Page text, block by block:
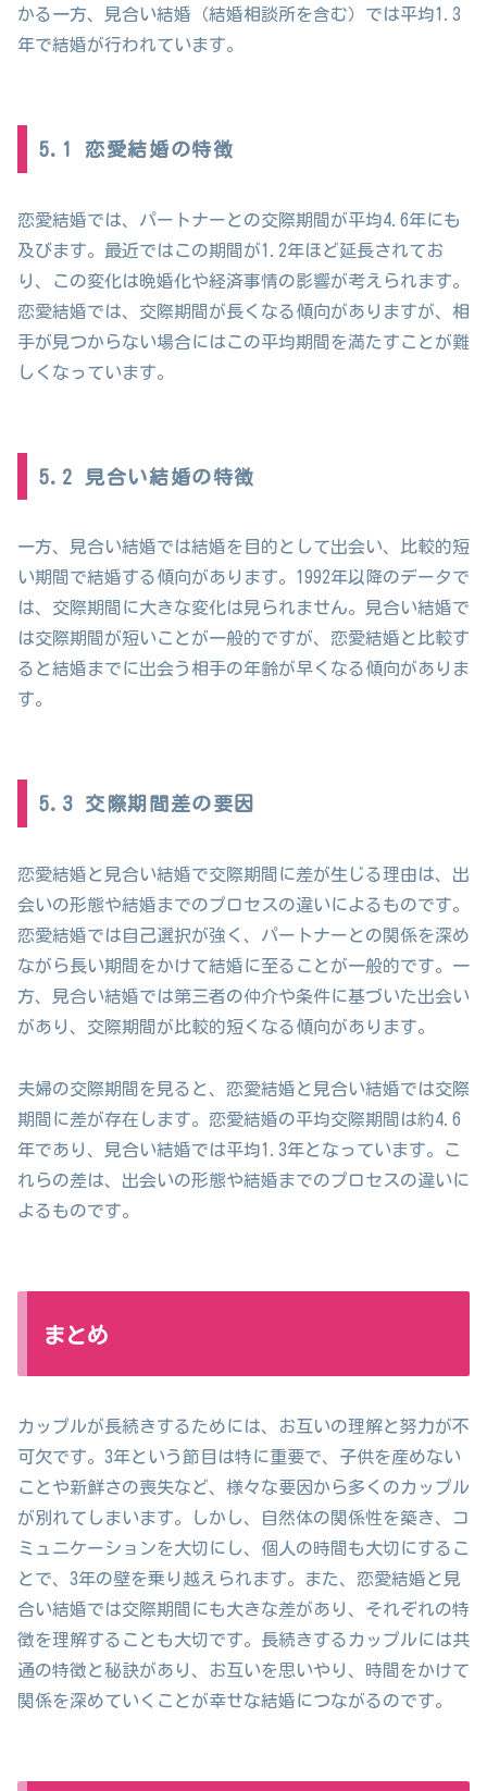
かる一方、見合い結婚（結婚相談所を含む）では平均1.3
年で結婚が行われています。
5.1 恋愛結婚の特徴
恋愛結婚では、パートナーとの交際期間が平均4.6年にも
及びます。最近ではこの期間が1.2年ほど延長されてお
り、この変化は晩婚化や経済事情の影響が考えられます。
恋愛結婚では、交際期間が長くなる傾向がありますが、相
手が見つからない場合にはこの平均期間を満たすことが難
しくなっています。
5.2 見合い結婚の特徴
一方、見合い結婚では結婚を目的として出会い、比較的短
い期間で結婚する傾向があります。1992年以降のデータで
は、交際期間に大きな変化は見られません。見合い結婚で
は交際期間が短いことが一般的ですが、恋愛結婚と比較す
ると結婚までに出会う相手の年齢が早くなる傾向がありま
す。
5.3 交際期間差の要因
恋愛結婚と見合い結婚で交際期間に差が生じる理由は、出
会いの形態や結婚までのプロセスの違いによるものです。
恋愛結婚では自己選択が強く、パートナーとの関係を深め
ながら長い期間をかけて結婚に至ることが一般的です。一
方、見合い結婚では第三者の仲介や条件に基づいた出会い
があり、交際期間が比較的短くなる傾向があります。
夫婦の交際期間を見ると、恋愛結婚と見合い結婚では交際
期間に差が存在します。恋愛結婚の平均交際期間は約4.6
年であり、見合い結婚では平均1.3年となっています。こ
れらの差は、出会いの形態や結婚までのプロセスの違いに
よるものです。
まとめ
カップルが長続きするためには、お互いの理解と努力が不
可欠です。3年という節目は特に重要で、子供を産めない
ことや新鮮さの喪失など、様々な要因から多くのカップル
が別れてしまいます。しかし、自然体の関係性を築き、コ
ミュニケーションを大切にし、個人の時間も大切にするこ
とで、3年の壁を乗り越えられます。また、恋愛結婚と見
合い結婚では交際期間にも大きな差があり、それぞれの特
徴を理解することも大切です。長続きするカップルには共
通の特徴と秘訣があり、お互いを思いやり、時間をかけて
関係を深めていくことが幸せな結婚につながるのです。